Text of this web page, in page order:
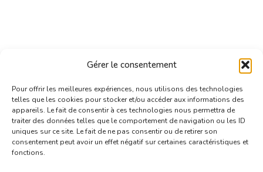
Gérer le consentement
Pour offrir les meilleures expériences, nous utilisons des technologies
telles que les cookies pour stocker et/ou accéder aux informations des
appareils. Le fait de consentir à ces technologies nous permettra de
traiter des données telles que le comportement de navigation ou les ID
uniques sur ce site. Le fait de ne pas consentir ou de retirer son
consentement peut avoir un effet négatif sur certaines caractéristiques et
fonctions.